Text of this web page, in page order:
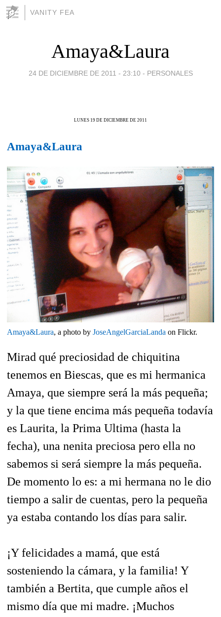
VANITY FEA
Amaya&Laura
24 DE DICIEMBRE DE 2011 - 23:10 - PERSONALES
LUNES 19 DE DICIEMBRE DE 2011
Amaya&Laura
Amaya&Laura, a photo by JoseAngelGarciaLanda on Flickr.
Mirad qué preciosidad de chiquitina
tenemos en Biescas, que es mi hermanica
Amaya, que siempre será la más pequeña;
y la que tiene encima más pequeña todavía
es Laurita, la Prima Ultima (hasta la
fecha), una nenita preciosa pero ella no
sabemos si será siempre la más pequeña.
De momento lo es: a mi hermana no le dio
tiempo a salir de cuentas, pero la pequeña
ya estaba contando los días para salir.
¡Y felicidades a mamá, que está
sosteniendo la cámara, y la familia! Y
también a Bertita, que cumple años el
mismo día que mi madre. ¡Muchos